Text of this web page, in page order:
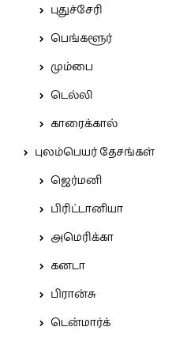
புதுச்சேரி
பெங்களூர்
மும்பை
டெல்லி
காரைக்கால்
புலம்பெயர் தேசங்கள்
ஜெர்மனி
பிரிட்டானியா
அமெரிக்கா
கனடா
பிரான்சு
டென்மார்க்